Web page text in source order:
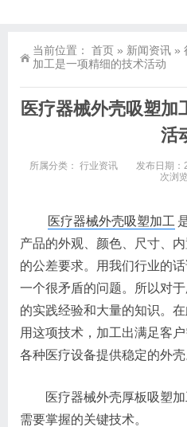
当前位置： 首页 » 新闻资讯 »
加工是一项精细的技术活动
医疗器械外壳吸塑加
活
所属分类： 行业资讯 发布日期：
次浏
医疗器械外壳吸塑加工
产品的外观、颜色、尺寸、
的公差要求。用我们行业的
一个很矛盾的问题。所以对
的实践经验和大量的知识。
用这项技术，加工出满足客
各种医疗设备提供稳定的外壳
医疗器械外壳厚板吸塑加
需要掌握的关键技术。